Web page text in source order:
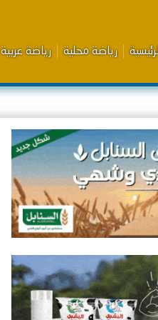
رياضة محلية رياضة عربية